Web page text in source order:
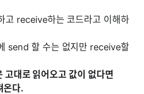
receive하는 코드라고 이해하
send 할 수는 없지만 receive할
고대로 읽어오고 값이 없다면
온다.